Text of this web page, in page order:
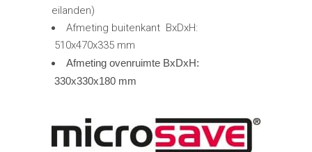
eilanden)
Afmeting buitenkant BxDxH:
510x470x335 mm
Afmeting ovenruimte BxDxH:
330x330x180 mm